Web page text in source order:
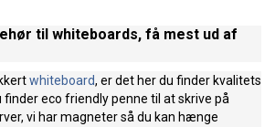
til whiteboards, få mest ud af
whiteboard, er det her du finder kvalitets
finder eco friendly penne til at skrive på
vi har magneter så du kan hænge